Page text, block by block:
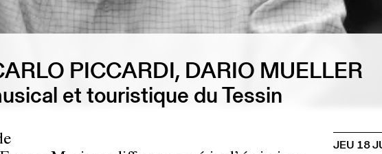
PICCARDI, DARIO MUELLER
et touristique du Tessin
JEU 18